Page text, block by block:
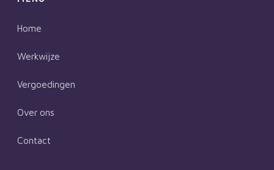
Home
Werkwijze
Vergoedingen
Over ons
Contact